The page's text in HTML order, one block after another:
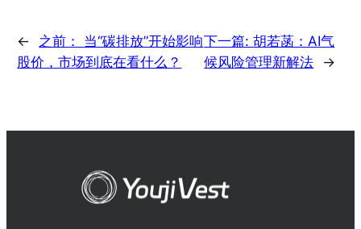
← 之前： 当“碳排放”开始影响
股价，市场到底在看什么？
下一篇:胡若菡：AI气
候风险管理新解法
→